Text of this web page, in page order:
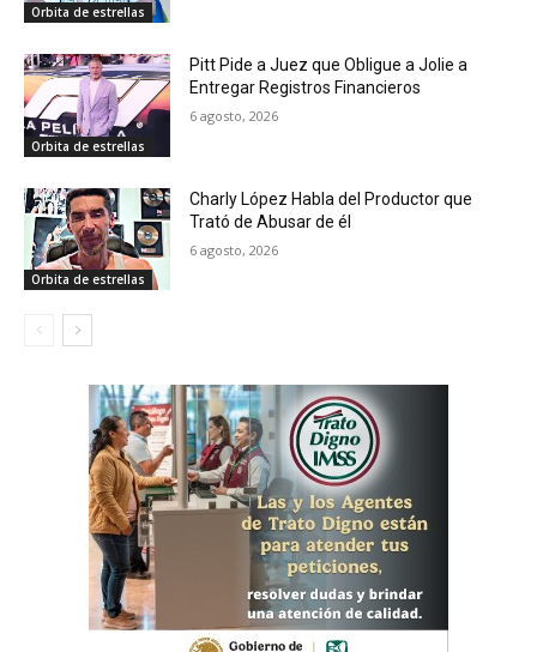
Orbita de estrellas
Orbita de estrellas
Pitt Pide a Juez que Obligue a Jolie a
Entregar Registros Financieros
6 agosto, 2026
Orbita de estrellas
Charly López Habla del Productor que
Trató de Abusar de él
6 agosto, 2026